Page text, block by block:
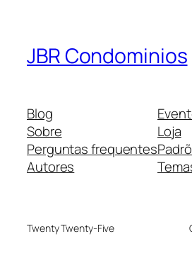
JBR Condominios
Blog
Sobre
Perguntas frequentes
Autores
Loja
Twenty Twenty-Five